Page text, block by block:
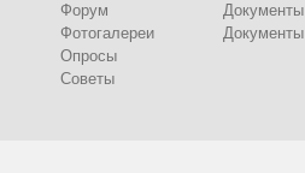
Форум
Фотогалереи
Опросы
Советы
Документы